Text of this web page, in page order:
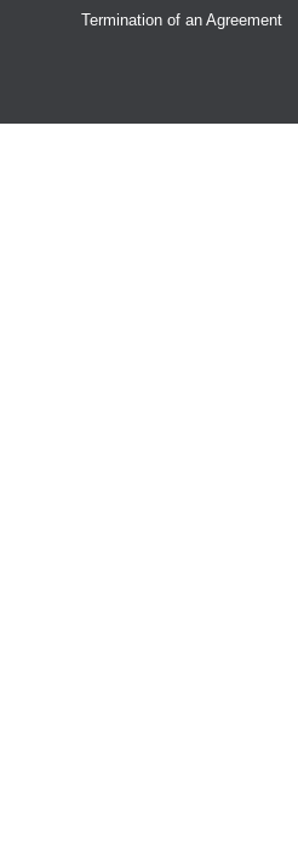
Termination of an Agreement